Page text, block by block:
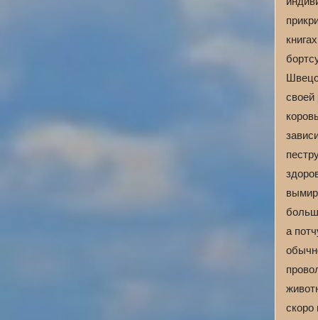
а
скоро